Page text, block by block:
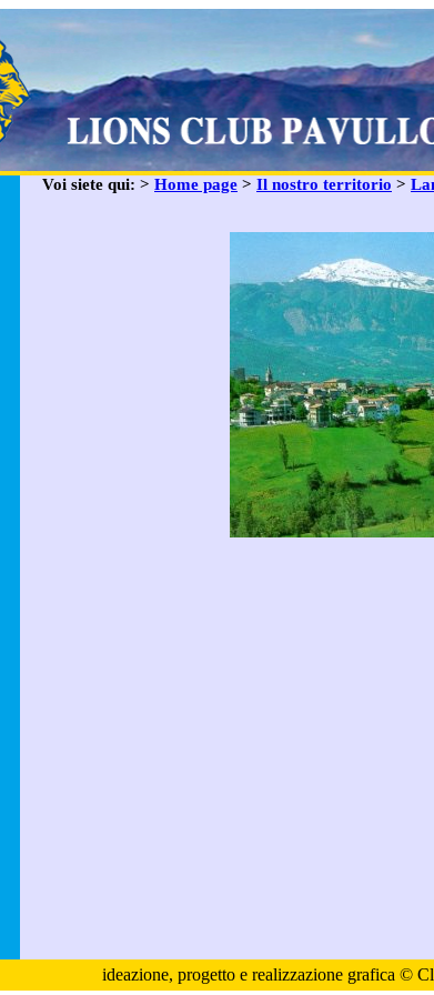
Voi siete qui: > Home page > Il nostro territorio >
ideazione, progetto e realizzazione grafica ©